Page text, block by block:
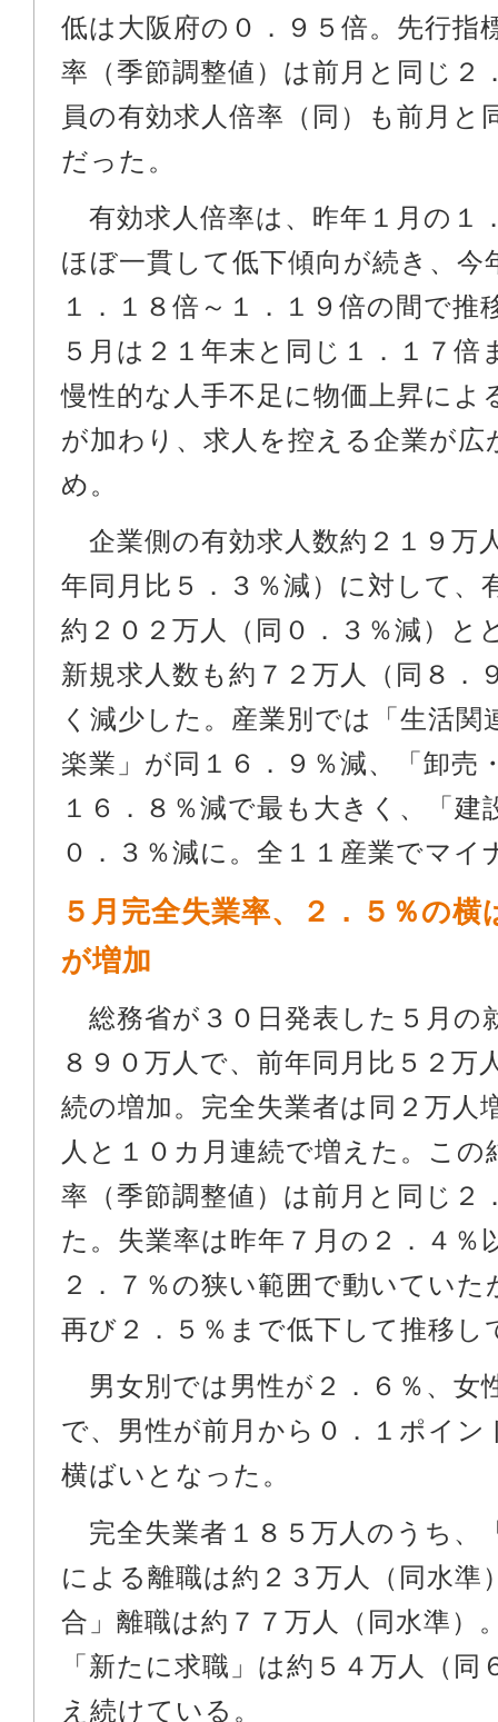
低は大阪府の０．９５倍。先行指
率（季節調整値）は前月と同じ２
員の有効求人倍率（同）も前月と
だった。
有効求人倍率は、昨年１月の１
ほぼ一貫して低下傾向が続き、今
１．１８倍～１．１９倍の間で推
５月は２１年末と同じ１．１７倍
慢性的な人手不足に物価上昇によ
が加わり、求人を控える企業が広
め。
企業側の有効求人数約２１９万
年同月比５．３％減）に対して、
約２０２万人（同０．３％減）と
新規求人数も約７２万人（同８．
く減少した。産業別では「生活関
楽業」が同１６．９％減、「卸売
１６．８％減で最も大きく、「建
０．３％減に。全１１産業でマイ
５月完全失業率、２．５％の
が増加
総務省が３０日発表した５月の
８９０万人で、前年同月比５２万
続の増加。完全失業者は同２万人
人と１０カ月連続で増えた。この
率（季節調整値）は前月と同じ２
た。失業率は昨年７月の２．４％
２．７％の狭い範囲で動いていた
再び２．５％まで低下して推移し
男女別では男性が２．６％、女
で、男性が前月から０．１ポイン
横ばいとなった。
完全失業者１８５万人のうち、
による離職は約２３万人（同水準
合」離職は約７７万人（同水準）
「新たに求職」は約５４万人（同
え続けている。